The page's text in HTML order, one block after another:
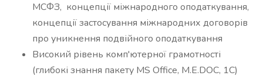
МСФЗ, концепції міжнародного оподаткування,
концепції застосування міжнародних договорів
про уникнення подвійного оподаткування
Високий рівень комп'ютерної грамотності
(глибокі знання пакету MS Office, M.E.DOC, 1С)